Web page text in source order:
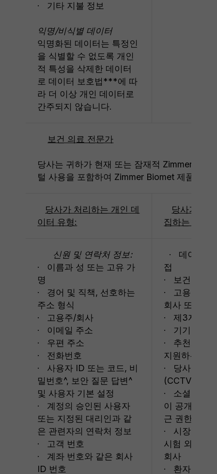
· 기타 지불 정보
익명/비식별 데이터
익명화된 데이터는 특정인
을 식별할 수 없도록 개인
적 특성을 삭제한 데이터
로 데이터 보호법***에 따
라 더 이상 개인 데이터로
간주되지 않습니다.
보건 의료 전문가
당사는 귀하가 현재 또는 잠재적 Zimmer
털 사용을 포함하여 Zimmer Biomet 제품 및
당사가 처리하는 개인 데
이터 유형:
당사가 개
집하는 출처:
신원 및 연락처 정보:
· 이름과 성 또는 고유 가
명
· 경어 및 직책, 선호하는
주소 형식
· 고용주/회사
· 이메일 주소
· 우편 주소
· 전화번호
· 사용자 ID 또는 코드, 비
밀번호^, 보안 질문 답변^
및 사용자 기본 설정
· 계정의 승인된 사용자
또는 지정된 대리인과 같
은 관련자의 연락처 정보
· 고객 번호
· 계좌 번호와 같은 회사
ID 번호
· 데이터
접
· 보건 의료
· 고용주, 귀
회사 또는 책
· 제3자 데
· 기기
· 추천서 및
지원하는 제
· 당사의 보
(CCTV 포함)
· 소셜 미디
이 공개한 정
근 권한을 제
· 시장 조사
시험 외 연구
회사
· 환자